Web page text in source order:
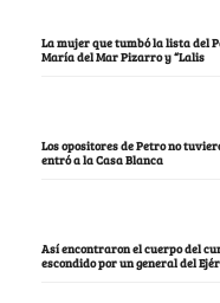
La mujer que tumbó la lista del
María del Mar Pizarro y “Lalis
Los opositores de Petro no
entró a la Casa Blanca
Así encontraron el cuerpo del
escondido por un general del